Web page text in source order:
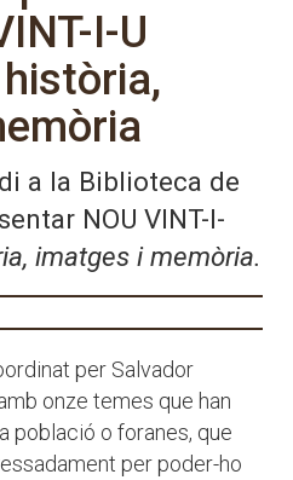
I-U
a la Biblioteca de
NOU VINT-I-
imatges i memòria.
per Salvador
onze temes que han
població o foranes, que
per poder-ho